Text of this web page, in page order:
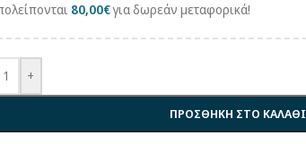
80,00€για δωρεάν μεταφορικά!
+
ΠΡΟΣΘΗΚΗ ΣΤΟ ΚΑΛΑΘΙ